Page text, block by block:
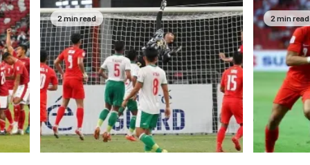
2 min read 2 min read